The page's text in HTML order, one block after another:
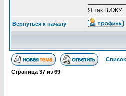
Я так ВИЖУ.
Вернуться к началу
Страница 37 из 69